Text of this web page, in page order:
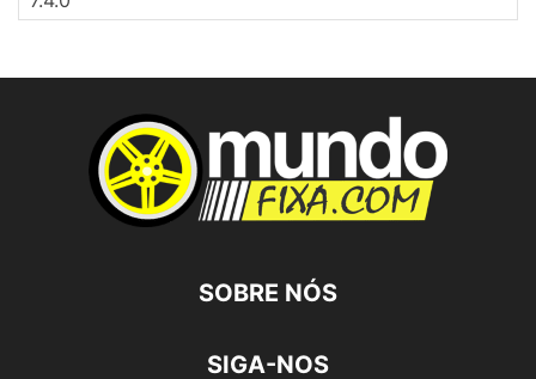
SOBRE NÓS
SIGA-NOS